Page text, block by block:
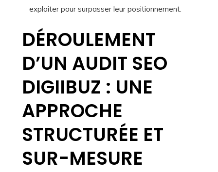
exploiter pour surpasser leur positionnement.
DÉROULEMENT
D’UN AUDIT SEO
DIGIIBUZ : UNE
APPROCHE
STRUCTURÉE ET
SUR-MESURE